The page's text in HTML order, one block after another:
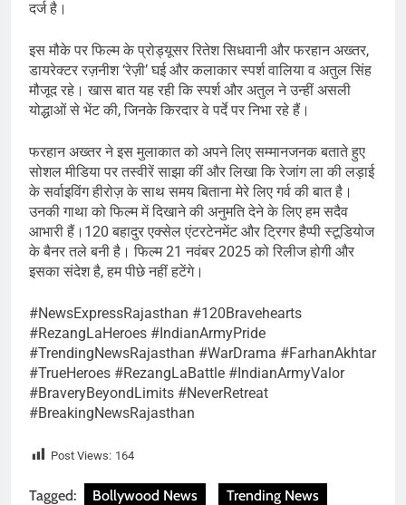
दर्ज है।
इस मौके पर फिल्म के प्रोड्यूसर रितेश सिधवानी और फरहान अख्तर,
डायरेक्टर रज़नीश ‘रेज़ी’ घई और कलाकार स्पर्श वालिया व अतुल सिंह
मौजूद रहे। खास बात यह रही कि स्पर्श और अतुल ने उन्हीं असली
योद्धाओं से भेंट की, जिनके किरदार वे पर्दे पर निभा रहे हैं।
फरहान अख्तर ने इस मुलाकात को अपने लिए सम्मानजनक बताते हुए
सोशल मीडिया पर तस्वीरें साझा कीं और लिखा कि रेजांग ला की लड़ाई
के सर्वाइविंग हीरोज़ के साथ समय बिताना मेरे लिए गर्व की बात है।
उनकी गाथा को फिल्म में दिखाने की अनुमति देने के लिए हम सदैव
आभारी हैं।120 बहादुर एक्सेल एंटरटेनमेंट और ट्रिगर हैप्पी स्टूडियोज
के बैनर तले बनी है। फिल्म 21 नवंबर 2025 को रिलीज होगी और
इसका संदेश है, हम पीछे नहीं हटेंगे।
#NewsExpressRajasthan #120Bravehearts
#RezangLaHeroes #IndianArmyPride
#TrendingNewsRajasthan #WarDrama #FarhanAkhtar
#TrueHeroes #RezangLaBattle #IndianArmyValor
#BraveryBeyondLimits #NeverRetreat
#BreakingNewsRajasthan
Post Views: 164
Tagged: Bollywood News Trending News